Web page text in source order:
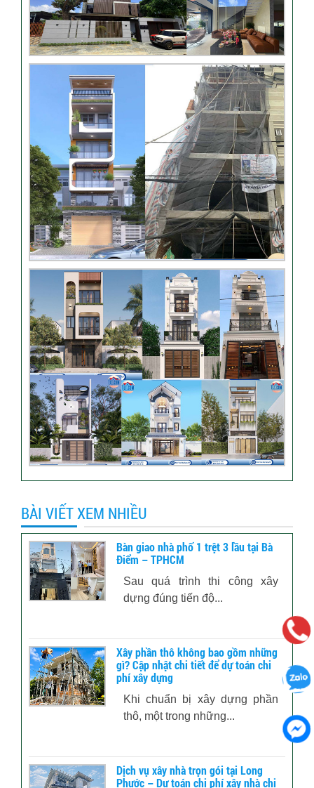
Phượng – Nhà Bè TPHCM
Video đánh giá từ khách
hàng chị Oanh – sửa nhà
Nhận xét khách hàng nhà
chú Trung – Gò Vấp
BÀI VIẾT XEM NHIỀU
Bàn giao nhà phố 1 trệt 3 lầu tại Bà
Điểm – TPHCM
Sau quá trình thi công xây
dựng đúng tiến độ...
Xây phần thô không bao gồm những
gì? Cập nhật chi tiết để dự toán chi
phí xây dựng
Khi chuẩn bị xây dựng phần
thô, một trong những...
Dịch vụ xây nhà trọn gói tại Long
Phước – Dự toán chi phí xây nhà chi